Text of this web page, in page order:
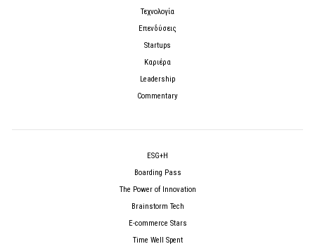
Τεχνολογία
Επενδύσεις
Startups
Καριέρα
Leadership
Commentary
ESG+H
Boarding Pass
The Power of Innovation
Brainstorm Tech
E-commerce Stars
Time Well Spent